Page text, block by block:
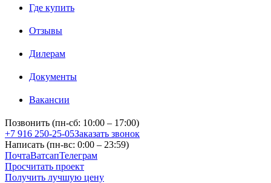
Где купить
Отзывы
Дилерам
Документы
Вакансии
Позвонить (пн-сб: 10:00 – 17:00)
+7 916 250-25-05Заказать звонок
Написать (пн-вс: 0:00 – 23:59)
ПочтаВатсапТелеграм
Просчитать проект
Получить лучшую цену